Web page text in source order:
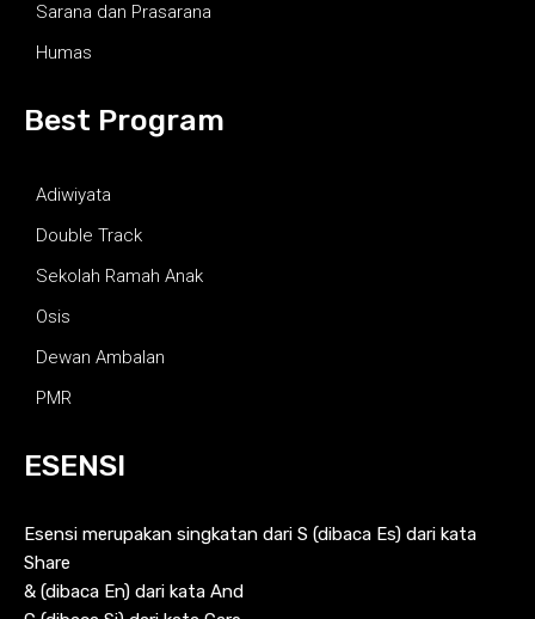
Sarana dan Prasarana
Humas
Best Program
Adiwiyata
Double Track
Sekolah Ramah Anak
Osis
Dewan Ambalan
PMR
ESENSI
Esensi merupakan singkatan dari S (dibaca Es) dari kata
Share
& (dibaca En) dari kata And